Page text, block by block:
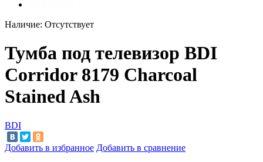
Наличие: Отсутствует
Тумба под телевизор BDI
Corridor 8179 Charcoal
Stained Ash
BDI
Добавить в избранное Добавить в сравнение